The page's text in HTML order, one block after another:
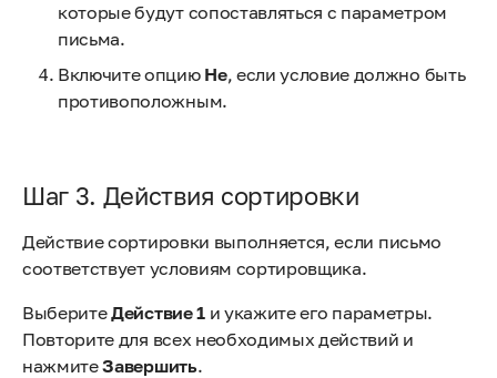
которые будут сопоставляться с параметром
письма.
Включите опциюНе, если условие должно быть
противоположным.
Шаг 3. Действия сортировки
Действие сортировки выполняется, если письмо
соответствует условиям сортировщика.
ВыберитеДействие1и укажите его параметры.
Повторите для всех необходимых действий и
нажмитеЗавершить.